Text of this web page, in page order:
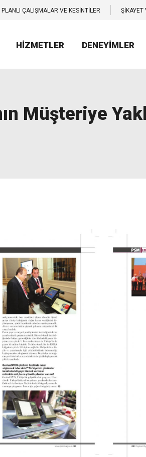
PLANLI ÇALIŞMALAR VE KESİNTİLER ŞİKAYET
HİZMETLER DENEYİMLER
Müşteriye